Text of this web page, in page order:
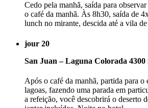
Cedo pela manhã, saída para
o café da manhã. Às 8h30, saída de
lunch no mirante, descida até a vila
jour 20
San Juan – Laguna Colorada
Após o café da manhã, partida para
lagoas, fazendo uma parada em
a refeição, você descobrirá o deserto